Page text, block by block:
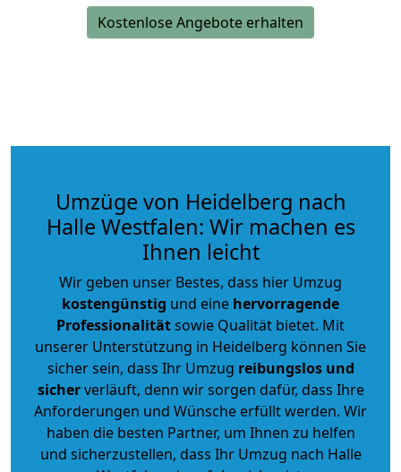
Kostenlose Angebote erhalten
Umzüge von Heidelberg nach
Halle Westfalen: Wir machen es
Ihnen leicht
Wir geben unser Bestes, dass hier Umzug
kostengünstig und eine hervorragende
Professionalitätsowie Qualität bietet. Mit
unserer Unterstützung in Heidelberg können Sie
sicher sein, dass Ihr Umzug reibungslos und
sicherverläuft, denn wir sorgen dafür, dass Ihre
Anforderungen und Wünsche erfüllt werden. Wir
haben die besten Partner, um Ihnen zu helfen
und sicherzustellen, dass Ihr Umzug nach Halle